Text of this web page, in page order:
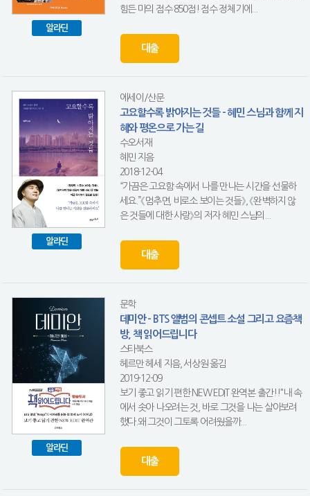
알라딘
힘든 마의 점수 850점! 점수 정체기에...
대출
알라딘
에세이/산문
고요할수록 밝아지는 것들 - 혜민 스님과 함께 지
혜와 평온으로 가는 길
수오서재
혜민 지음
2018-12-04
“가끔은 고요함 속에서 나를 만나는 시간을 선물하
세요.”《멈추면, 비로소 보이는 것들》, 《완벽하지 않
은 것들에 대한 사랑》의 저자 혜민 스님의...
대출
알라딘
문학
데미안 - BTS 앨범의 콘셉트 소설 그리고 요즘책
방, 책 읽어드립니다
스타북스
헤르만 헤세 지음, 서상원 옮김
2019-12-09
보기 좋고 읽기 편한 NEW EDIT 완역본 출간!!"내 속
에서 솟아 나오려는 것, 바로 그것을 나는 살아보려
했다.왜 그것이 그토록 어려웠을까...
대출